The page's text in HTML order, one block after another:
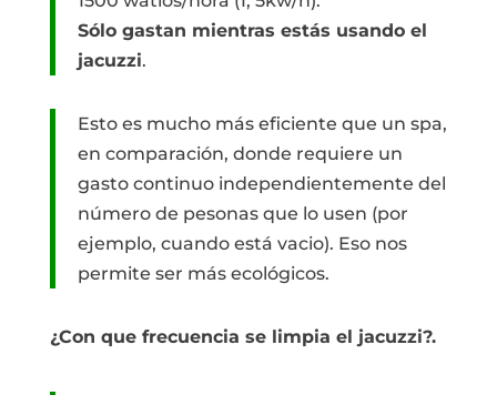
Sólo gastan mientras estás usando el
jacuzzi.
Esto es mucho más eficiente que un spa,
en comparación, donde requiere un
gasto continuo independientemente del
número de pesonas que lo usen (por
ejemplo, cuando está vacio). Eso nos
permite ser más ecológicos.
¿Con que frecuencia se limpia el jacuzzi?.